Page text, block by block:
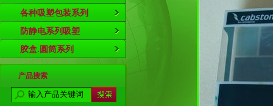
各种吸塑包装系列
防静电系列吸塑
胶盒.圆筒系列
产品搜索